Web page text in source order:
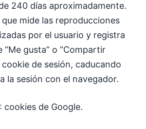
240 días aproximadamente.
que mide las reproducciones
por el usuario y registra
“Me gusta” o “Compartir
cookie de sesión, caducando
la sesión con el navegador.
cookies de Google.